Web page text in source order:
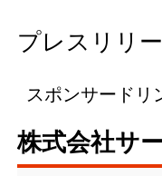
プレスリリ
スポンサードリ
株式会社サ